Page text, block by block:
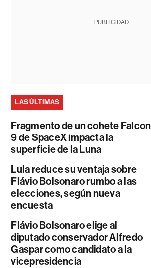
PUBLICIDAD
LAS ÚLTIMAS
Fragmento de un cohete Falcon
9 de SpaceX impacta la
superficie de la Luna
Lula reduce su ventaja sobre
Flávio Bolsonaro rumbo a las
elecciones, según nueva
encuesta
Flávio Bolsonaro elige al
diputado conservador Alfredo
Gaspar como candidato a la
vicepresidencia